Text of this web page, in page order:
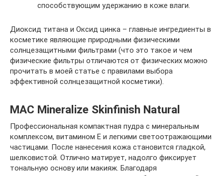
способствующим удержанию в коже влаги.
Диоксид титана и Оксид цинка – главные ингредиенты в
косметике являющие природными физическими
солнцезащитными фильтрами (что это такое и чем
физические фильтры отличаются от физических можно
прочитать в моей статье c правилами выбора
эффективной солнцезащитной косметики).
MAC Mineralize Skinfinish Natural
Профессиональная компактная пудра с минеральным
комплексом, витамином Е и легкими светоотражающими
частицами. После нанесения кожа становится гладкой,
шелковистой. Отлично матирует, надолго фиксирует
тональную основу или макияж. Благодаря